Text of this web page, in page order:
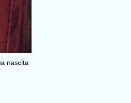
nascita